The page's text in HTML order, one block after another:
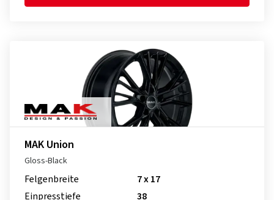
MAK Union
Gloss-Black
Felgenbreite
7 x 17
Einpresstiefe
38